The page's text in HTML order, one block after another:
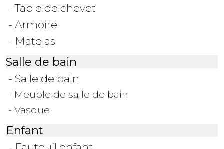
- Table de chevet
- Armoire
- Matelas
Salle de bain
- Salle de bain
- Meuble de salle de bain
- Vasque
Enfant